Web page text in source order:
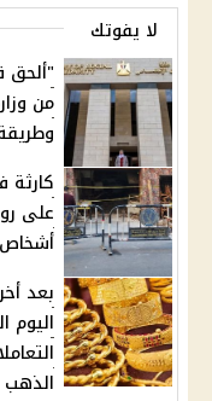
لا يفوتك
"ألحق
من
أشخاص
الذهب